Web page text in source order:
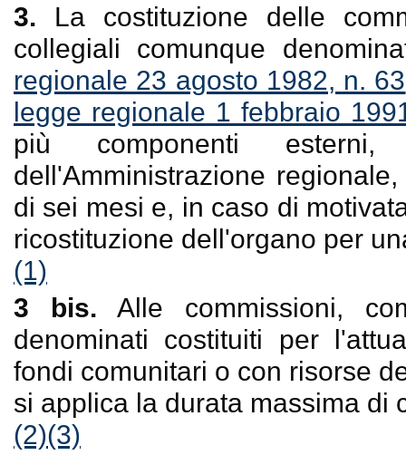
3. La costituzione delle
collegiali comunque
regionale 23 agosto 1982, n. 63
legge regionale 1 febbraio
più componenti
dell'Amministrazione
di sei mesi e, in caso di
ricostituzione dell'organo per
(1)
3 bis. Alle commissioni,
denominati costituiti per
fondi comunitari o con risorse
si applica la durata massima di
(2)(3)